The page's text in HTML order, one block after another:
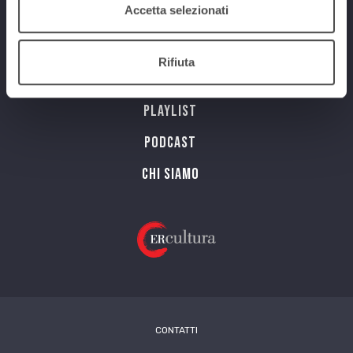
Accetta selezionati
Rifiuta
Programmi
Streaming
Playlist
PODCAST
Chi siamo
CONTATTI